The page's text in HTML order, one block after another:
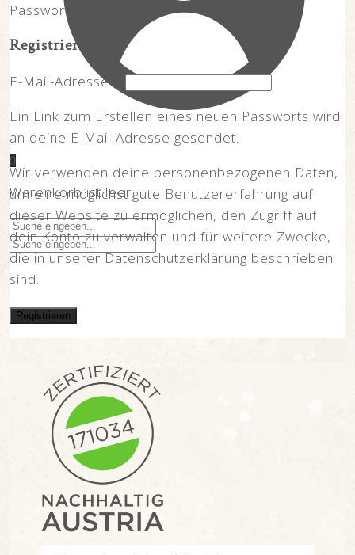
0
Warenkorb ist leer.
Passwort vergessen?
Registrieren
E-Mail-Adresse
Erforderlich
Ein Link zum Erstellen eines neuen Passworts wird
an deine E-Mail-Adresse gesendet.
Wir verwenden deine personenbezogenen Daten,
um eine möglichst gute Benutzererfahrung auf
dieser Website zu ermöglichen, den Zugriff auf
dein Konto zu verwalten und für weitere Zwecke,
die in unsererDatenschutzerklärung beschrieben
sind.
Registrieren